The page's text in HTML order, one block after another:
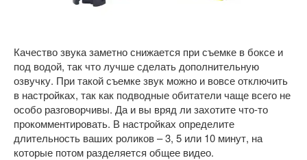
Качество звука заметно снижается при съемке в боксе и
под водой, так что лучше сделать дополнительную
озвучку. При такой съемке звук можно и вовсе отключить
в настройках, так как подводные обитатели чаще всего не
особо разговорчивы. Да и вы вряд ли захотите что-то
прокомментировать. В настройках определите
длительность ваших роликов – 3, 5 или 10 минут, на
которые потом разделяется общее видео.